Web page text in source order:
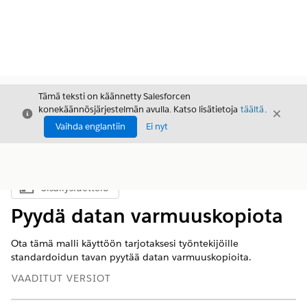
Sulje
Tämä teksti on käännetty Salesforcen
konekäännösjärjestelmän avulla. Katso lisätietoja täältä.
Vaihda englantiin
Ei nyt
Sulje
Näytä sisällysluettelo
Sisällysluettelo
Pyydä datan varmuuskopiota
Ota tämä malli käyttöön tarjotaksesi työntekijöille
standardoidun tavan pyytää datan varmuuskopioita.
VAADITUT VERSIOT